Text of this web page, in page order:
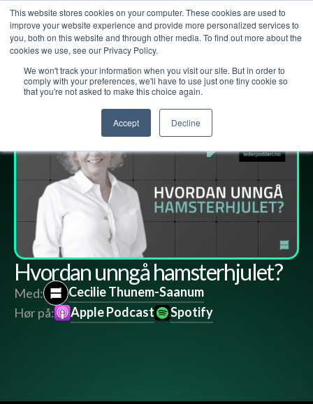
This website stores cookies on your computer. These cookies are used to
improve your website experience and provide more personalized services to
you, both on this website and through other media. To find out more about the
cookies we use, see our Privacy Policy.
We won't track your information when you visit our site. But in order to
comply with your preferences, we'll have to use just one tiny cookie so
that you're not asked to make this choice again.
Accept Decline
Lederpodden 5aug2021 80 Del
Hvordan unngå hamsterhjulet?
Med:
Cecilie Thunem-Saanum
Hør på:
Apple Podcast Spotify